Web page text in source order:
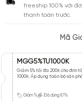
freeship 100% với
thanh toán trước.
Mã
MGG5%TU1000K
Giảm 5% tối đa 200k cho đơn
1000k. Áp dụng toàn bộ sản
Giảm % Đã dùng 81%